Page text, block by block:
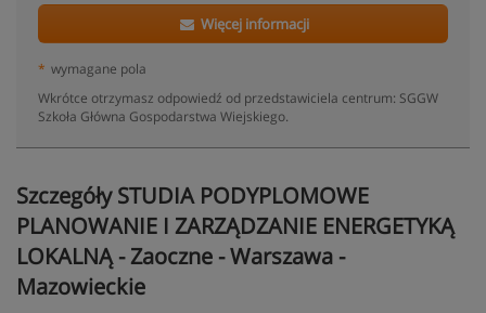
Więcej informacji
* wymagane pola
Wkrótce otrzymasz odpowiedź od przedstawiciela centrum: SGGW
Szkoła Główna Gospodarstwa Wiejskiego.
Szczegóły STUDIA PODYPLOMOWE
PLANOWANIE I ZARZĄDZANIE ENERGETYKĄ
LOKALNĄ - Zaoczne - Warszawa -
Mazowieckie